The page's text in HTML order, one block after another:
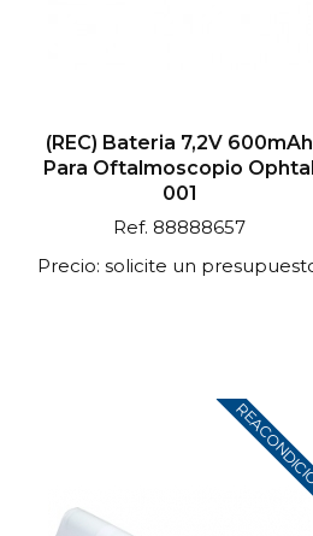
(REC) Bateria 7,2V 600mAh
Para Oftalmoscopio Ophtal
001
Ref. 88888657
Precio: solicite un